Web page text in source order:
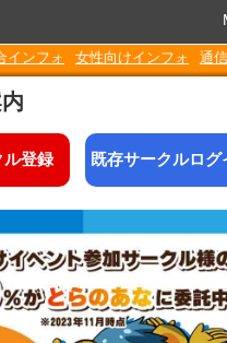
各種
インフォ 女性向けインフォ 通
ル登録 既存サークルログ